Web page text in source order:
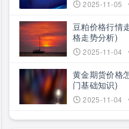
2025-11-05
豆粕价格行情
格走势分析)
2025-11-04
黄金期货价格
门基础知识)
2025-11-04